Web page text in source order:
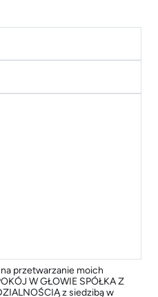
przetwarzanie moich
W GŁOWIE SPÓŁKA Z
z siedzibą w